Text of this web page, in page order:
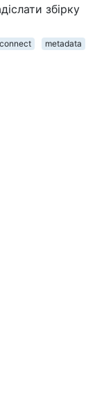
збірку
metadata